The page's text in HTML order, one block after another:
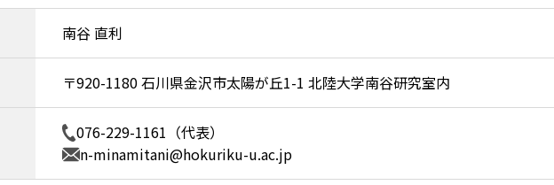
南谷 直利
〒920-1180 石川県金沢市太陽が丘1-1 北陸大学南谷研究室内
076-229-1161（代表）
n-minamitani@hokuriku-u.ac.jp